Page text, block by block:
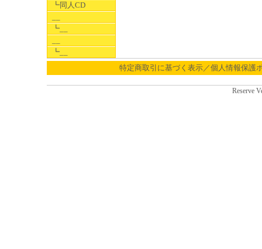
┗同人CD
┗__
┗__
特定商取引に基づく表示／個人情報保護
Reserve